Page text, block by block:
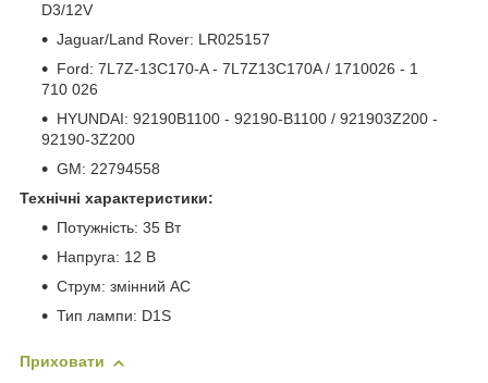
D3/12V
Jaguar/Land Rover: LR025157
Ford: 7L7Z-13C170-A - 7L7Z13C170A / 1710026 - 1
710 026
HYUNDAI: 92190B1100 - 92190-B1100 / 921903Z200 -
92190-3Z200
GM: 22794558
Технічні характеристики:
Потужність: 35 Вт
Напруга: 12 В
Струм: змінний АС
Тип лампи: D1S
Приховати